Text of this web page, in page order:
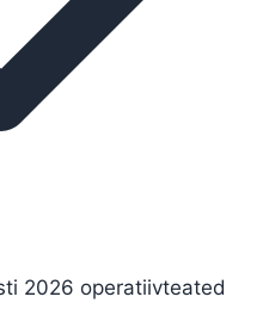
2026 operatiivteated